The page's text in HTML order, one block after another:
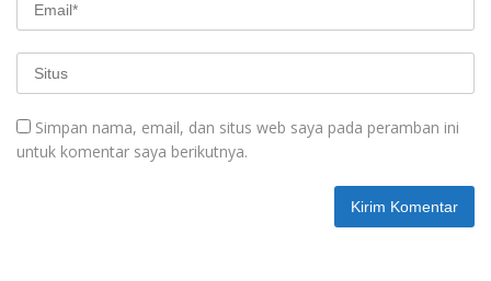
Simpan nama, email, dan situs web saya pada peramban ini
untuk komentar saya berikutnya.